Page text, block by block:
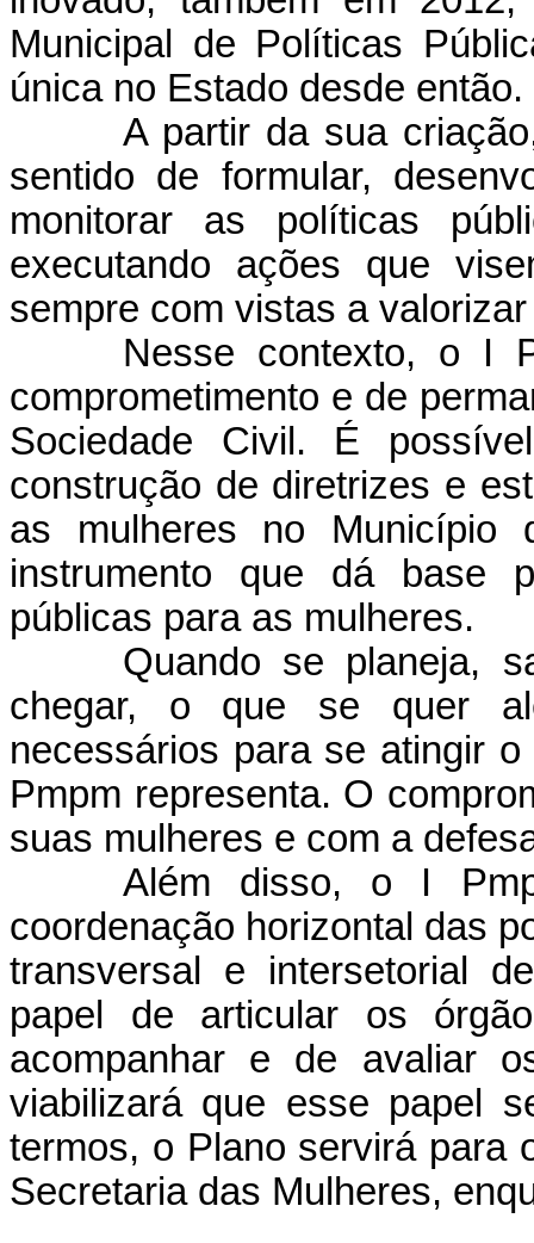
Municipal de Políticas
única no Estado desde então.
A partir da sua
sentido de formular,
monitorar as políticas
executando ações que
sempre com vistas a
Nesse contexto, o I
comprometimento e de
Sociedade Civil. É
construção de diretrizes e
as mulheres no Município
instrumento que dá base
públicas para as mulheres.
Quando se planeja,
chegar, o que se quer
necessários para se atingir
Pmpm representa. O
suas mulheres e com a
Além disso, o I
coordenação horizontal das
transversal e intersetorial
papel de articular os
acompanhar e de avaliar
viabilizará que esse papel
termos, o Plano servirá para
Secretaria das Mulheres,